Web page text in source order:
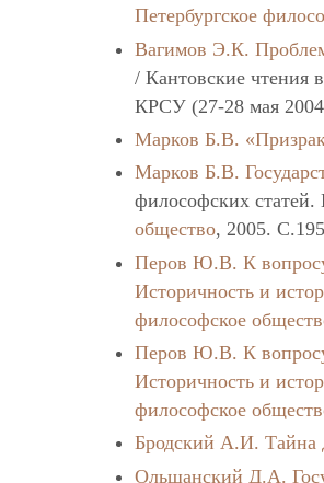
Петербургское
Вагимов Э.К.
/ Кантовские чтения
КРСУ (27-28 мая
Марков Б.В.
Марков Б.В.
философских
общество, 2005.
Перов Ю.В. К
Историчность и
философское
Перов Ю.В. К
Историчность и
философское
Бродский А.И. Тайна
Ольшанский Д.А.